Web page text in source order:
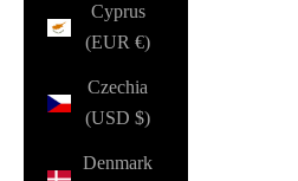
Cyprus
(EUR €)
Czechia
(USD $)
Denmark